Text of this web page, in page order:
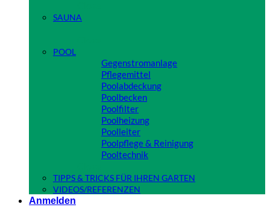
SAUNA
POOL
Gegenstromanlage
Pflegemittel
Poolabdeckung
Poolbecken
Poolfilter
Poolheizung
Poolleiter
Poolpflege & Reinigung
Pooltechnik
TIPPS & TRICKS FÜR IHREN GARTEN
VIDEOS/REFERENZEN
Anmelden